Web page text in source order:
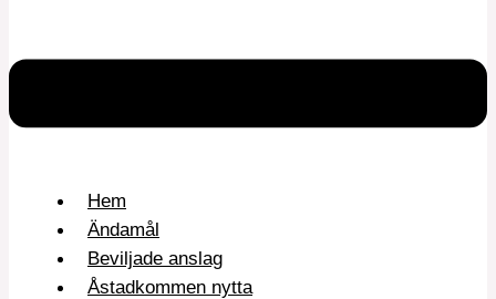
Hem
Ändamål
Beviljade anslag
Åstadkommen nytta